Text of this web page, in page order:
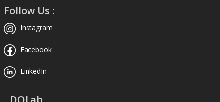
Follow Us :
Instagram
Facebook
LinkedIn
DQLab